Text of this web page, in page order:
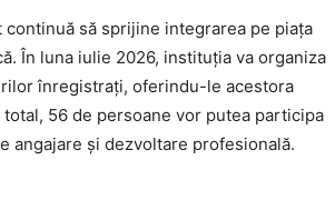
să sprijine integrarea pe piața
În luna iulie 2026, instituția va organiza
înregistrați, oferindu-le acestora
56 de persoane vor putea participa
angajare și dezvoltare profesională.